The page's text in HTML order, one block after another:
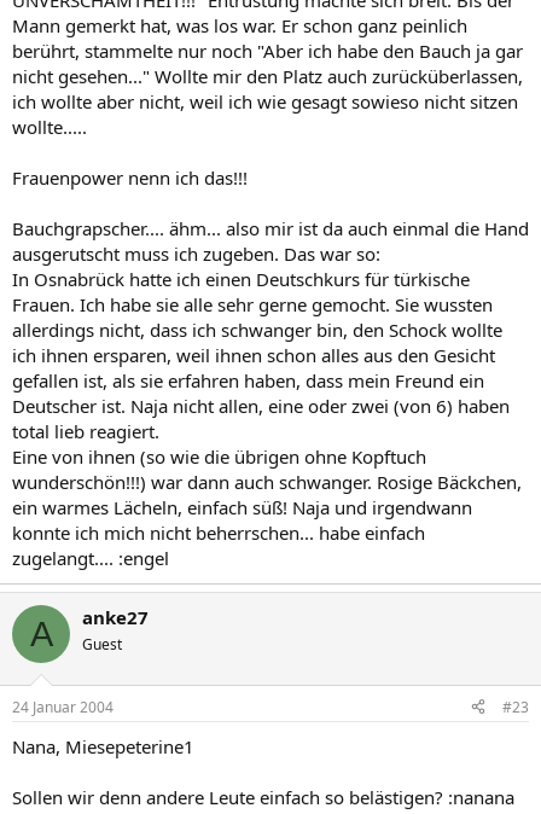
Mann gemerkt hat, was los war. Er schon ganz peinlich
berührt, stammelte nur noch "Aber ich habe den Bauch ja gar
nicht gesehen..." Wollte mir den Platz auch zurücküberlassen,
ich wollte aber nicht, weil ich wie gesagt sowieso nicht sitzen
wollte.....
Frauenpower nenn ich das!!!
Bauchgrapscher.... ähm... also mir ist da auch einmal die Hand
ausgerutscht muss ich zugeben. Das war so:
In Osnabrück hatte ich einen Deutschkurs für türkische
Frauen. Ich habe sie alle sehr gerne gemocht. Sie wussten
allerdings nicht, dass ich schwanger bin, den Schock wollte
ich ihnen ersparen, weil ihnen schon alles aus den Gesicht
gefallen ist, als sie erfahren haben, dass mein Freund ein
Deutscher ist. Naja nicht allen, eine oder zwei (von 6) haben
total lieb reagiert.
Eine von ihnen (so wie die übrigen ohne Kopftuch
wunderschön!!!) war dann auch schwanger. Rosige Bäckchen,
ein warmes Lächeln, einfach süß! Naja und irgendwann
konnte ich mich nicht beherrschen... habe einfach
zugelangt.... :engel
A anke27
Guest
24 Januar 2004 #23
Nana, Miesepeterine1
Sollen wir denn andere Leute einfach so belästigen? :nanana